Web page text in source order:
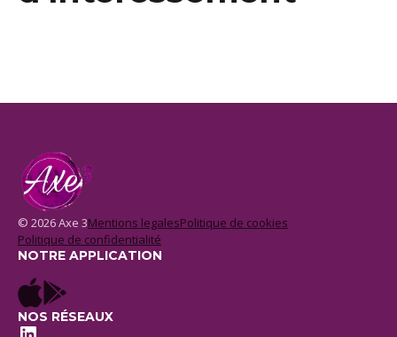
© 2026 Axe 3Mentions legalesPolitique de cookies
Politique de confidentialité
NOTRE APPLICATION
NOS RÉSEAUX